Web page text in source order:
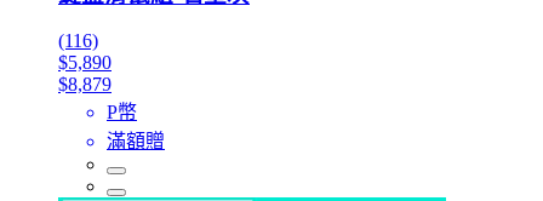
(116)
$5,890
$8,879
P幣
滿額贈